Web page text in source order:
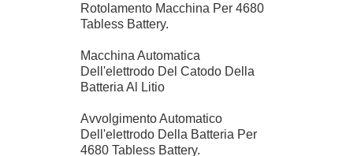
Rotolamento Macchina Per 4680
Tabless Battery.
Macchina Automatica
Dell'elettrodo Del Catodo Della
Batteria Al Litio
Avvolgimento Automatico
Dell'elettrodo Della Batteria Per
4680 Tabless Battery.